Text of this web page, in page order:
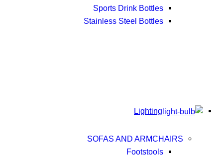
Sports Drink Bottles
Stainless Steel Bottles
Lighting
SOFAS AND ARMCHAIRS
Footstools